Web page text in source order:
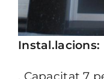
Instal.lacions: